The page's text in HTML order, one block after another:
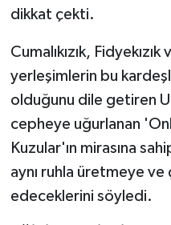
dikkat çekti.
Cumalıkızık,
yerleşimlerin bu
olduğunu dile getiren
cepheye uğurlanan
Kuzular'ın mirasına
aynı ruhla üretmeye ve
edeceklerini söyledi.